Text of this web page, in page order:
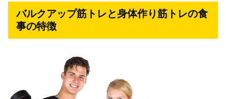
バルクアップ筋トレと身体作り筋トレの食
事の特徴